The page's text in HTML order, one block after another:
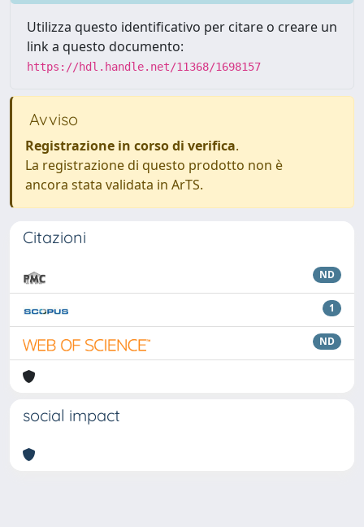
Utilizza questo identificativo per citare o creare un
link a questo documento:
https://hdl.handle.net/11368/1698157
Avviso
Registrazione in corso di verifica.
La registrazione di questo prodotto non è
ancora stata validata in ArTS.
Citazioni
ND
1
ND
social impact